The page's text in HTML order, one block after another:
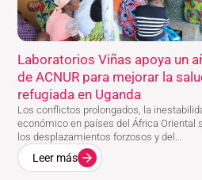
Laboratorios Viñas apoya un
de ACNUR para mejorar la
refugiada en Uganda
Los conflictos prolongados, la
económico en países del África Oriental
los desplazamientos forzosos y del...
Leer más